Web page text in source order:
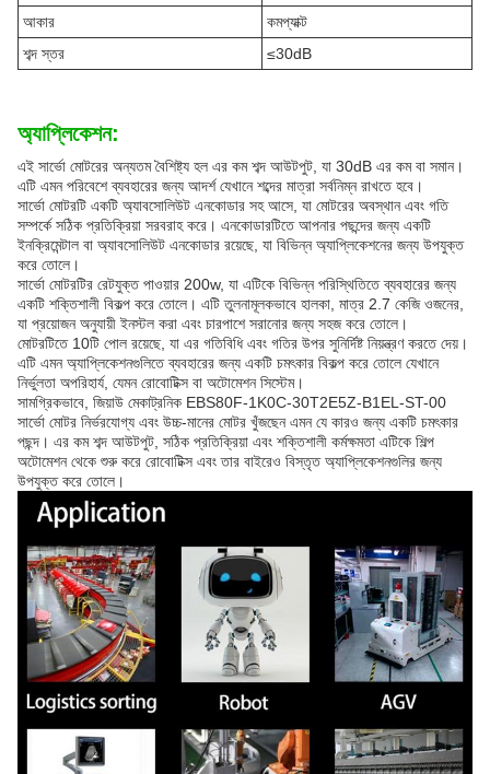
আকার
কমপ্যাক্ট
শব্দ স্তর
≤30dB
অ্যাপ্লিকেশন:
এই সার্ভো মোটরের অন্যতম বৈশিষ্ট্য হল এর কম শব্দ আউটপুট, যা 30dB এর কম বা সমান।
এটি এমন পরিবেশে ব্যবহারের জন্য আদর্শ যেখানে শব্দের মাত্রা সর্বনিম্ন রাখতে হবে।
সার্ভো মোটরটি একটি অ্যাবসোলিউট এনকোডার সহ আসে, যা মোটরের অবস্থান এবং গতি
সম্পর্কে সঠিক প্রতিক্রিয়া সরবরাহ করে। এনকোডারটিতে আপনার পছন্দের জন্য একটি
ইনক্রিমেন্টাল বা অ্যাবসোলিউট এনকোডার রয়েছে, যা বিভিন্ন অ্যাপ্লিকেশনের জন্য উপযুক্ত
করে তোলে।
সার্ভো মোটরটির রেটযুক্ত পাওয়ার 200w, যা এটিকে বিভিন্ন পরিস্থিতিতে ব্যবহারের জন্য
একটি শক্তিশালী বিকল্প করে তোলে। এটি তুলনামূলকভাবে হালকা, মাত্র 2.7 কেজি ওজনের,
যা প্রয়োজন অনুযায়ী ইনস্টল করা এবং চারপাশে সরানোর জন্য সহজ করে তোলে।
মোটরটিতে 10টি পোল রয়েছে, যা এর গতিবিধি এবং গতির উপর সুনির্দিষ্ট নিয়ন্ত্রণ করতে দেয়।
এটি এমন অ্যাপ্লিকেশনগুলিতে ব্যবহারের জন্য একটি চমৎকার বিকল্প করে তোলে যেখানে
নির্ভুলতা অপরিহার্য, যেমন রোবোটিক্স বা অটোমেশন সিস্টেম।
সামগ্রিকভাবে, জিয়াউ মেকাট্রনিক EBS80F-1K0C-30T2E5Z-B1EL-ST-00
সার্ভো মোটর নির্ভরযোগ্য এবং উচ্চ-মানের মোটর খুঁজছেন এমন যে কারও জন্য একটি চমৎকার
পছন্দ। এর কম শব্দ আউটপুট, সঠিক প্রতিক্রিয়া এবং শক্তিশালী কর্মক্ষমতা এটিকে শিল্প
অটোমেশন থেকে শুরু করে রোবোটিক্স এবং তার বাইরেও বিস্তৃত অ্যাপ্লিকেশনগুলির জন্য
উপযুক্ত করে তোলে।